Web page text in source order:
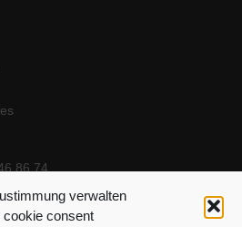
verwalten
cookie consent
86 74